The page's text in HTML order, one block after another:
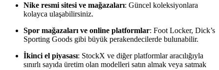
Nike resmi sitesi ve mağazaları: Güncel koleksiyonlara
kolayca ulaşabilirsiniz.
Spor mağazaları ve online platformlar: Foot Locker, Dick’s
Sporting Goods gibi büyük perakendecilerde bulunabilir.
İkinci el piyasası: StockX ve diğer platformlar aracılığıyla
sınırlı sayıda üretim olan modelleri satın almak veya satmak